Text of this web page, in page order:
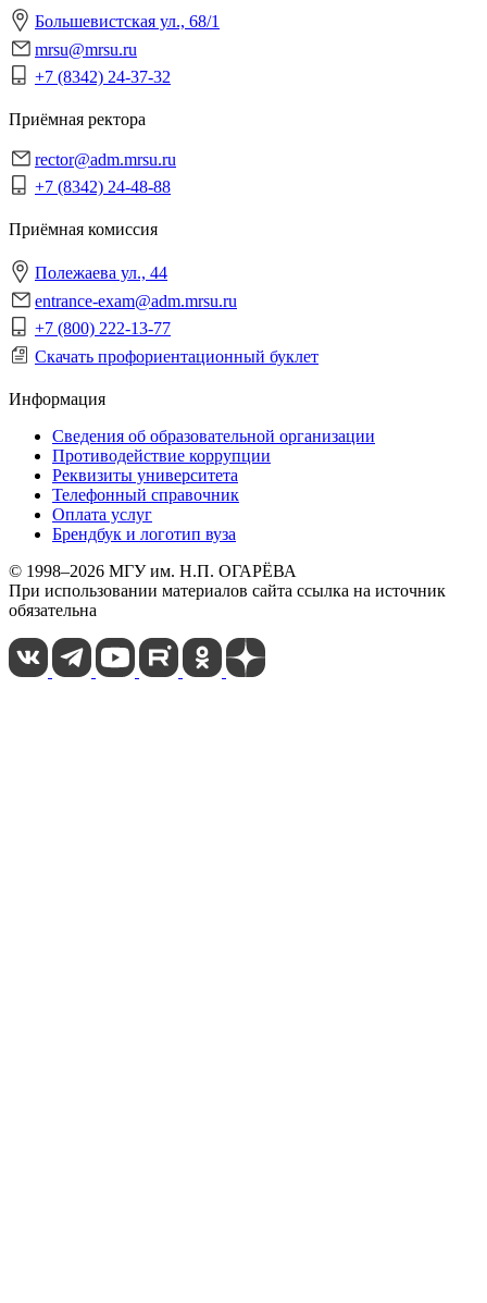
Большевистская ул., 68/1
mrsu@mrsu.ru
+7 (8342) 24-37-32
Приёмная ректора
rector@adm.mrsu.ru
+7 (8342) 24-48-88
Приёмная комиссия
Полежаева ул., 44
entrance-exam@adm.mrsu.ru
+7 (800) 222-13-77
Скачать профориентационный буклет
Информация
Сведения об образовательной организации
Противодействие коррупции
Реквизиты университета
Телефонный справочник
Оплата услуг
Брендбук и логотип вуза
© 1998–2026 МГУ им. Н.П. ОГАРЁВА
При использовании материалов сайта ссылка на источник
обязательна